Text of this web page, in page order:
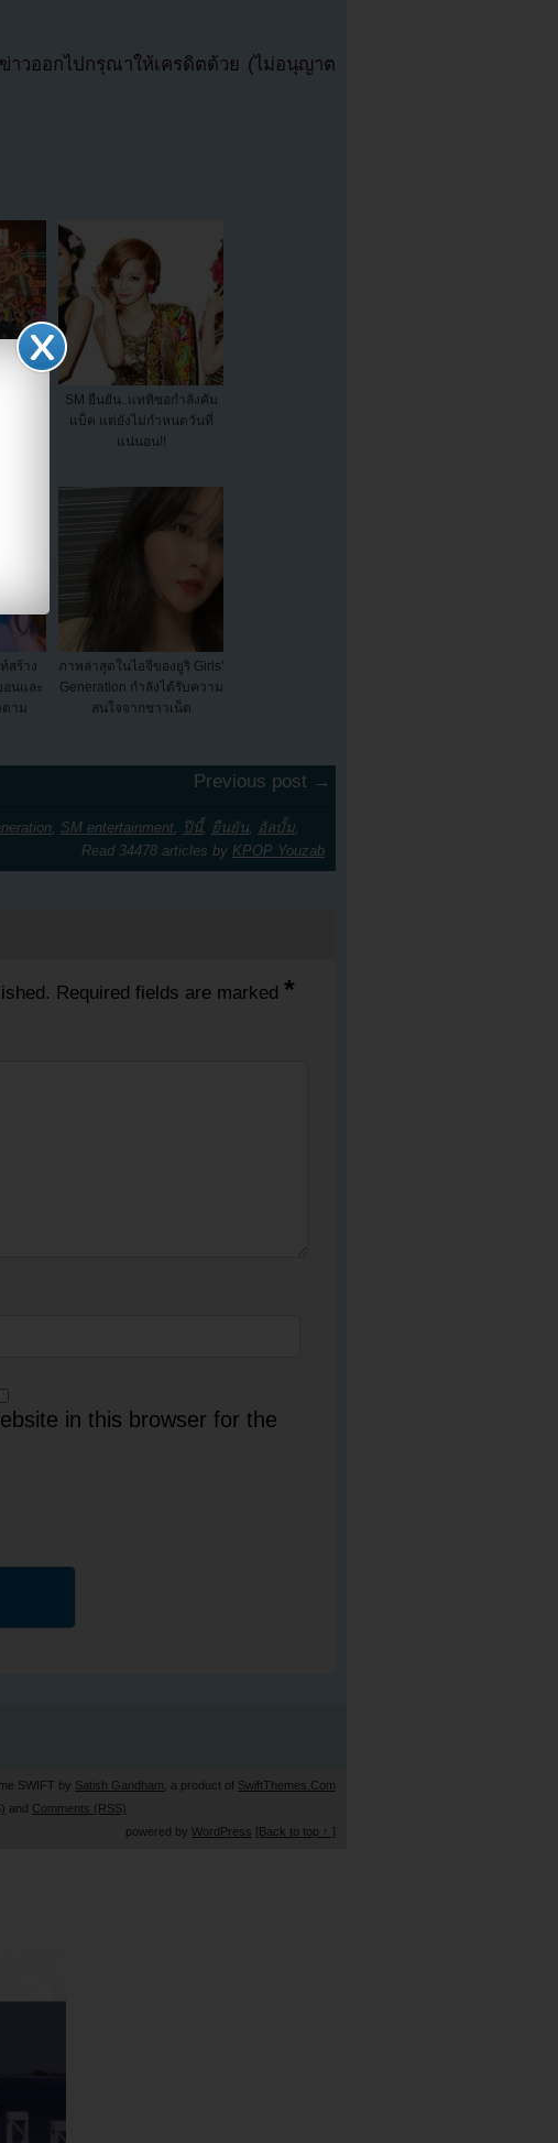
าวออกไปกรุณาให้เครดิตด้วย (ไม่อนุญาต
SM ยืนยัน..แททิซอกำลังคัม
แบ็ค แต่ยังไม่กำหนดวันที่
แน่นอน!!
สร้าง
นและ
ตาม
ภาพล่าสุดในไอจีของยูริ Girls'
Generation กำลังได้รับความ
สนใจจากชาวเน็ต
Previous post →
, SM entertainment, ปีนี้, ยืนยัน, อัลบั้ม,
Read 34478 articles by KPOP Youzab
Required fields are marked *
in this browser for the
SWIFT by Satish Gandham , a product of SwiftThemes.Com
and Comments (RSS)
powered by WordPress [Back to top ↑ ]